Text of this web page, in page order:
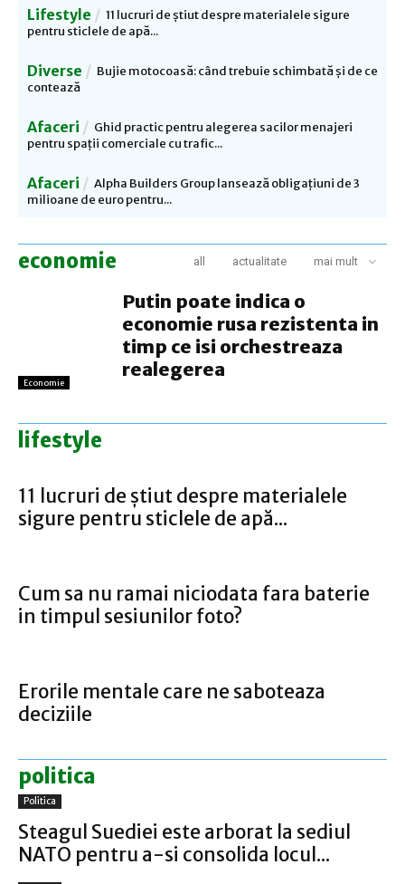
Lifestyle
11 lucruri de știut despre materialele sigure
pentru sticlele de apă...
Diverse
Bujie motocoasă: când trebuie schimbată și de ce
contează
Afaceri
Ghid practic pentru alegerea sacilor menajeri
pentru spații comerciale cu trafic...
Afaceri
Alpha Builders Group lansează obligațiuni de 3
milioane de euro pentru...
economie all actualitate mai mult
Economie
Putin poate indica o
economie rusa rezistenta in
timp ce isi orchestreaza
realegerea
lifestyle
11 lucruri de știut despre materialele
sigure pentru sticlele de apă...
Cum sa nu ramai niciodata fara baterie
in timpul sesiunilor foto?
Erorile mentale care ne saboteaza
deciziile
politica
Politica
Steagul Suediei este arborat la sediul
NATO pentru a-si consolida locul...